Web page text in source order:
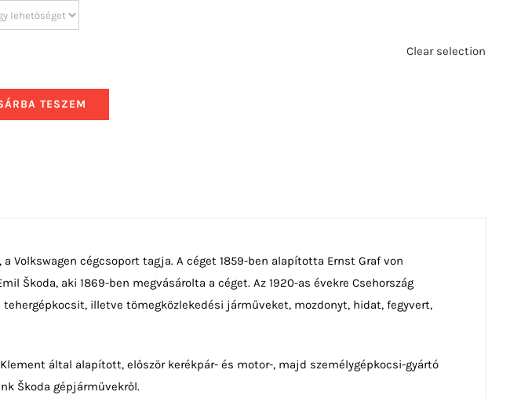
Clear selection
TESZEM
Volkswagen cégcsoport tagja. A céget 1859-ben alapította Ernst Graf von
Škoda, aki 1869-ben megvásárolta a céget. Az 1920-as évekre Csehország
illetve tömegközlekedési járműveket, mozdonyt, hidat, fegyvert,
Klement által alapított, először kerékpár- és motor-, majd személygépkocsi-gyártó
Škoda gépjárművekről.